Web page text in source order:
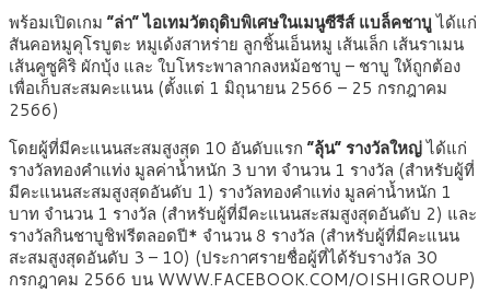
พร้อมเปิดเกม “ล่า” ไอเทมวัตถุดิบพิเศษในเมนูซีรีส์ แบล็คชาบูได้แก่
สันคอหมูคุโรบูตะ หมูเด้งสาหร่าย ลูกชิ้นเอ็นหมู เส้นเล็ก เส้นราเมน
เส้นคูซูคิริ ผักบุ้ง และ ใบโหระพาลากลงหม้อชาบู – ชาบู ให้ถูกต้อง
เพื่อเก็บสะสมคะแนน (ตั้งแต่ 1 มิถุนายน 2566 – 25 กรกฎาคม
2566)
โดยผู้ที่มีคะแนนสะสมสูงสุด 10 อันดับแรก “ลุ้น” รางวัลใหญ่ได้แก่
รางวัลทองคำแท่ง มูลค่าน้ำหนัก 3 บาท จำนวน 1 รางวัล (สำหรับผู้ที่
มีคะแนนสะสมสูงสุดอันดับ 1) รางวัลทองคำแท่ง มูลค่าน้ำหนัก 1
บาท จำนวน 1 รางวัล (สำหรับผู้ที่มีคะแนนสะสมสูงสุดอันดับ 2) และ
รางวัลกินชาบูชิฟรีตลอดปี* จำนวน 8 รางวัล (สำหรับผู้ที่มีคะแนน
สะสมสูงสุดอันดับ 3 – 10) (ประกาศรายชื่อผู้ที่ได้รับรางวัล 30
กรกฎาคม 2566 บน WWW.FACEBOOK.COM/OISHIGROUP)